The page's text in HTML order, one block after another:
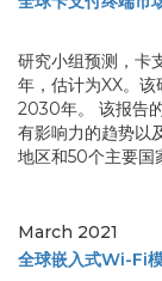
研究小组预测，卡
年，估计为XX。
2030年。 该报告
有影响力的趋势以
地区和50个主要国
March 2021
全球嵌入式Wi-Fi